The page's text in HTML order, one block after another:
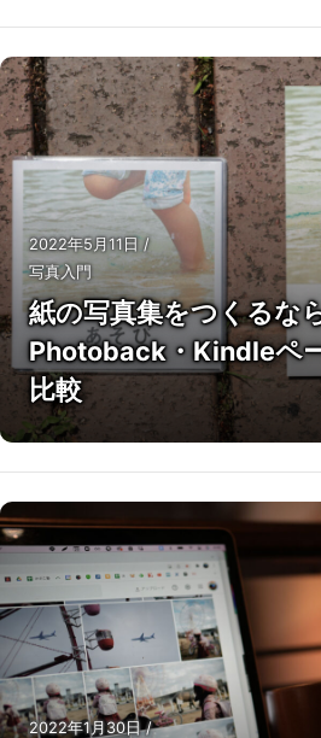
2022年5月11日/
写真入門
紙の写真集をつくるな
Photoback・Kindleペ
比較
2022年1月30日/